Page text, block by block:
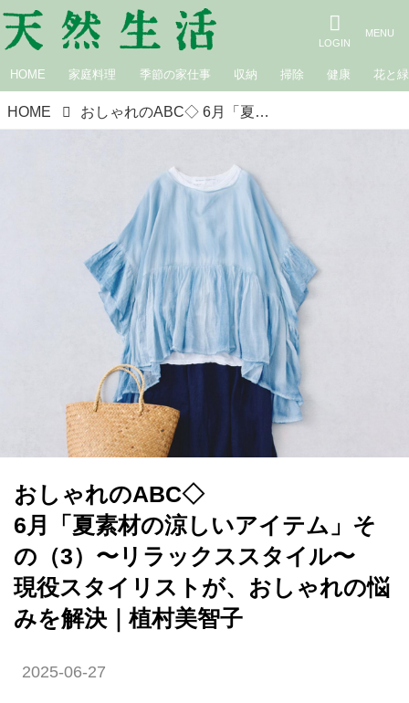
HOME 家庭料理 季節の家仕事 収納 掃除 健康 花と緑
HOME おしゃれのABC◇ 6月「夏素材の涼しいアイテム」その（3）〜リラックススタイル〜 現役スタイリストが、おしゃれの悩みを解決｜植村美智子
おしゃれのABC◇
6月「夏素材の涼しいアイテム」そ
の（3）〜リラックススタイル〜
現役スタイリストが、おしゃれの悩
みを解決｜植村美智子
2025-06-27